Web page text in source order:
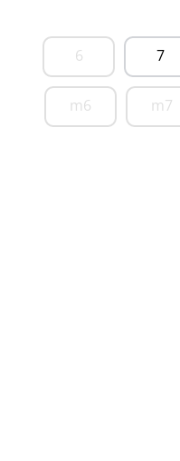
6 7
m6 m7